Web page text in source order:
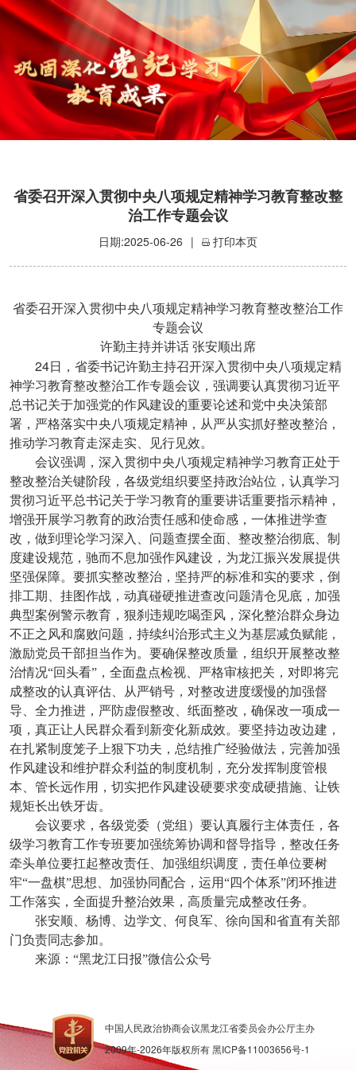
省委召开深入贯彻中央八项规定精神学习教育整改整
治工作专题会议
日期:2025-06-26 | 打印本页
省委召开深入贯彻中央八项规定精神学习教育整改整治工作
专题会议
许勤主持并讲话 张安顺出席
24日，省委书记许勤主持召开深入贯彻中央八项规定精
神学习教育整改整治工作专题会议，强调要认真贯彻习近平
总书记关于加强党的作风建设的重要论述和党中央决策部
署，严格落实中央八项规定精神，从严从实抓好整改整治，
推动学习教育走深走实、见行见效。
会议强调，深入贯彻中央八项规定精神学习教育正处于
整改整治关键阶段，各级党组织要坚持政治站位，认真学习
贯彻习近平总书记关于学习教育的重要讲话重要指示精神，
增强开展学习教育的政治责任感和使命感，一体推进学查
改，做到理论学习深入、问题查摆全面、整改整治彻底、制
度建设规范，驰而不息加强作风建设，为龙江振兴发展提供
坚强保障。要抓实整改整治，坚持严的标准和实的要求，倒
排工期、挂图作战，动真碰硬推进查改问题清仓见底，加强
典型案例警示教育，狠刹违规吃喝歪风，深化整治群众身边
不正之风和腐败问题，持续纠治形式主义为基层减负赋能，
激励党员干部担当作为。要确保整改质量，组织开展整改整
治情况“回头看”，全面盘点检视、严格审核把关，对即将完
成整改的认真评估、从严销号，对整改进度缓慢的加强督
导、全力推进，严防虚假整改、纸面整改，确保改一项成一
项，真正让人民群众看到新变化新成效。要坚持边改边建，
在扎紧制度笼子上狠下功夫，总结推广经验做法，完善加强
作风建设和维护群众利益的制度机制，充分发挥制度管根
本、管长远作用，切实把作风建设硬要求变成硬措施、让铁
规矩长出铁牙齿。
会议要求，各级党委（党组）要认真履行主体责任，各
级学习教育工作专班要加强统筹协调和督导指导，整改任务
牵头单位要扛起整改责任、加强组织调度，责任单位要树
牢“一盘棋”思想、加强协同配合，运用“四个体系”闭环推进
工作落实，全面提升整治效果，高质量完成整改任务。
张安顺、杨博、边学文、何良军、徐向国和省直有关部
门负责同志参加。
来源：“黑龙江日报”微信公众号
中国人民政治协商会议黑龙江省委员会办公厅主办
2009年-2026年版权所有黑ICP备11003656号-1